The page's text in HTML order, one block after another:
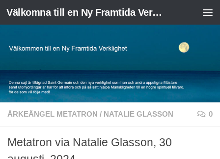
Skip to content Välkomna till en Ny Framtida Verklighet
ÄRKEÄNGEL METATRON / NATALIE GLASSON 0
Metatron via Natalie Glasson, 30